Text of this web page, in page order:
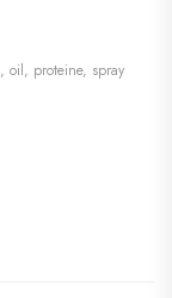
, oil, proteine, spray